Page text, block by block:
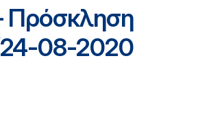
Πρόσκληση
08-2020